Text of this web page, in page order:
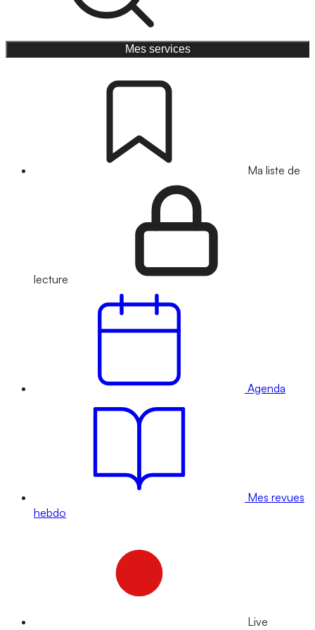
Mes services
Ma liste de
lecture
Agenda
Mes revues
hebdo
Live